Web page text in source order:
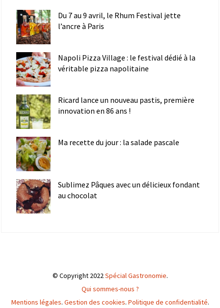
Du 7 au 9 avril, le Rhum Festival jette
l’ancre à Paris
Napoli Pizza Village : le festival dédié à la
véritable pizza napolitaine
Ricard lance un nouveau pastis, première
innovation en 86 ans !
Ma recette du jour : la salade pascale
Sublimez Pâques avec un délicieux fondant
au chocolat
© Copyright 2022Spécial Gastronomie.
Qui sommes-nous ?
Mentions légales. Gestion des cookies. Politique de confidentialité.